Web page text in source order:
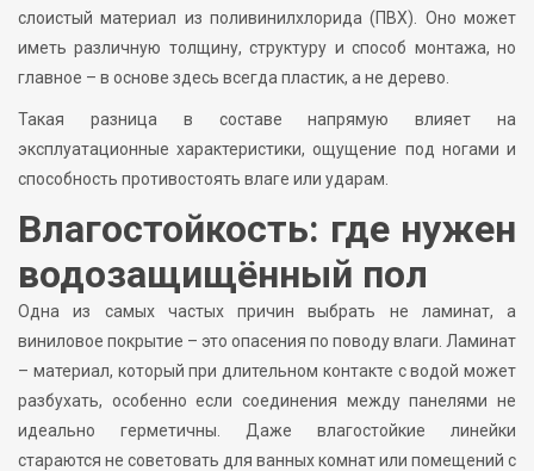
слоистый материал из поливинилхлорида (ПВХ). Оно может
иметь различную толщину, структуру и способ монтажа, но
главное – в основе здесь всегда пластик, а не дерево.
Такая разница в составе напрямую влияет на
эксплуатационные характеристики, ощущение под ногами и
способность противостоять влаге или ударам.
Влагостойкость: где нужен
водозащищённый пол
Одна из самых частых причин выбрать не ламинат, а
виниловое покрытие – это опасения по поводу влаги. Ламинат
– материал, который при длительном контакте с водой может
разбухать, особенно если соединения между панелями не
идеально герметичны. Даже влагостойкие линейки
стараются не советовать для ванных комнат или помещений с